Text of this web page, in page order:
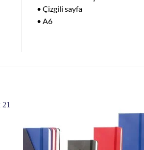
• Çizgili sayfa
• A6